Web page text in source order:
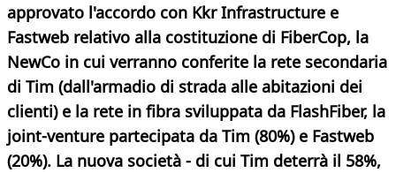
approvato l'accordo con Kkr Infrastructure e
Fastweb relativo alla costituzione di FiberCop, la
NewCo in cui verranno conferite la rete secondaria
di Tim (dall'armadio di strada alle abitazioni dei
clienti) e la rete in fibra sviluppata da FlashFiber, la
joint-venture partecipata da Tim (80%) e Fastweb
(20%). La nuova società - di cui Tim deterrà il 58%,